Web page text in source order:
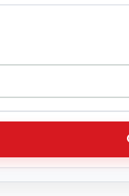
tarihi seçin